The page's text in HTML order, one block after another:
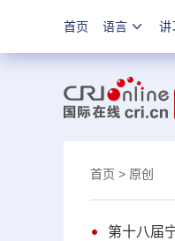
首页 语言 讲
首页 > 原创
第十八届